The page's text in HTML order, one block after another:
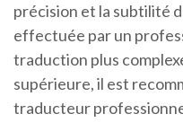
précision et la subtilité
effectuée par un
traduction plus
supérieure, il est
traducteur